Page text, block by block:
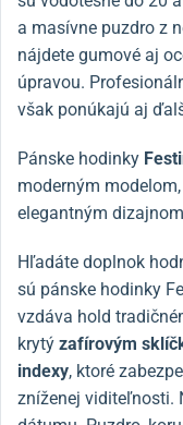
a masívne puzdro z
nájdete gumové aj
úpravou.
však ponúkajú aj
Pánske hodinky
moderným
elegantným
Hľadáte doplnok
sú pánske hodinky
vzdáva hold
krytý zafírovým
indexy, ktoré
zníženej viditeľnosti.